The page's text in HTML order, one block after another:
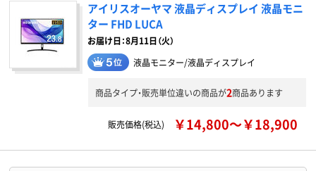
アイリスオーヤマ 液晶ディスプレイ 液晶モニ
ター FHD LUCA
お届け日：8月11日（火）
液晶モニター/液晶ディスプレイ
商品タイプ・販売単位違いの商品が2商品あります
販売価格(税込) ￥14,800～￥18,900